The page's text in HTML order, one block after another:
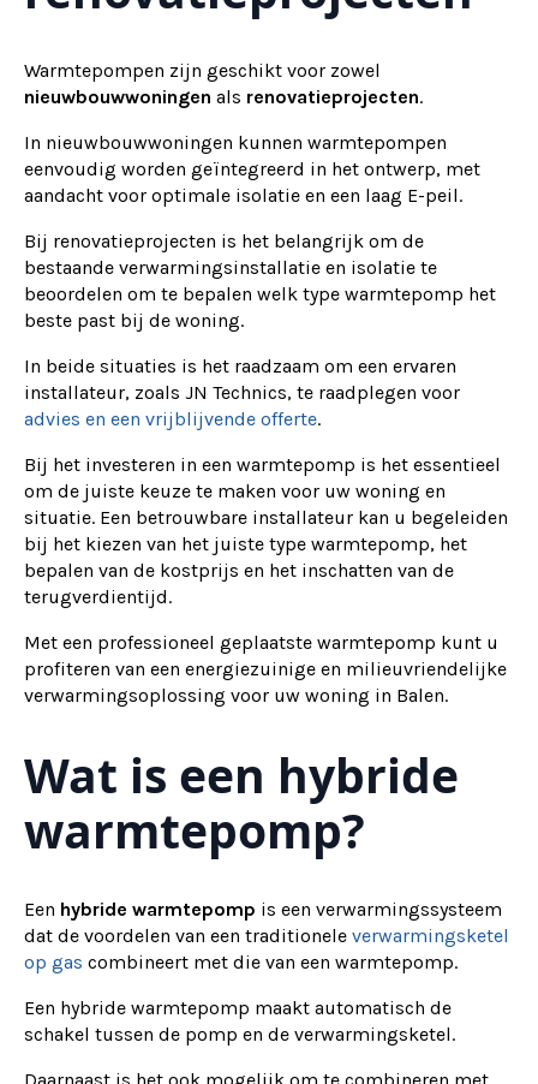
Warmtepompen zijn geschikt voor zowel
nieuwbouwwoningen als renovatieprojecten.
In nieuwbouwwoningen kunnen warmtepompen
eenvoudig worden geïntegreerd in het ontwerp, met
aandacht voor optimale isolatie en een laag E-peil.
Bij renovatieprojecten is het belangrijk om de
bestaande verwarmingsinstallatie en isolatie te
beoordelen om te bepalen welk type warmtepomp het
beste past bij de woning.
In beide situaties is het raadzaam om een ervaren
installateur, zoals JN Technics, te raadplegen voor
advies en een vrijblijvende offerte.
Bij het investeren in een warmtepomp is het essentieel
om de juiste keuze te maken voor uw woning en
situatie. Een betrouwbare installateur kan u begeleiden
bij het kiezen van het juiste type warmtepomp, het
bepalen van de kostprijs en het inschatten van de
terugverdientijd.
Met een professioneel geplaatste warmtepomp kunt u
profiteren van een energiezuinige en milieuvriendelijke
verwarmingsoplossing voor uw woning in Balen.
Wat is een hybride
warmtepomp?
Een hybride warmtepomp is een verwarmingssysteem
dat de voordelen van een traditionele verwarmingsketel
op gas combineert met die van een warmtepomp.
Een hybride warmtepomp maakt automatisch de
schakel tussen de pomp en de verwarmingsketel.